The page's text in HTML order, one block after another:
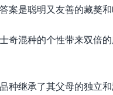
案是聪明又友善的藏獒和
奇混种的个性带来双倍
种继承了其父母的独立